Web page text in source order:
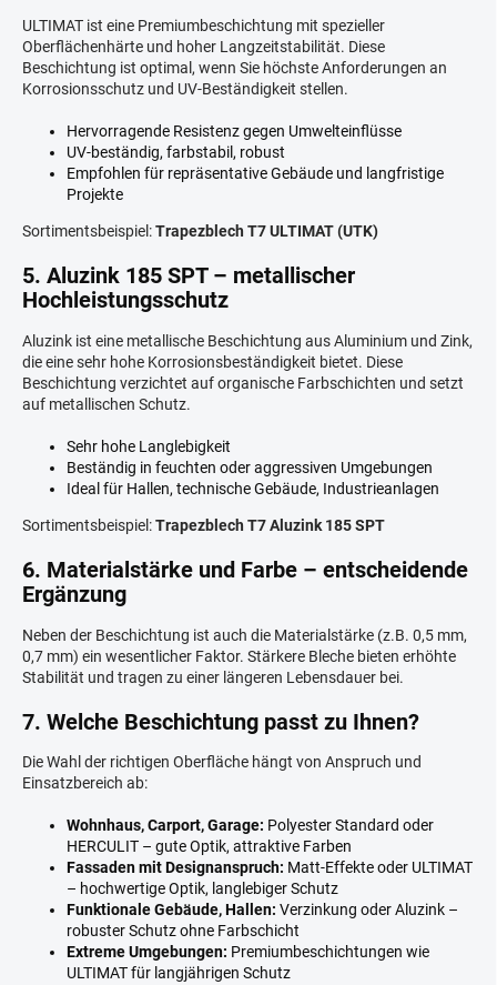
ULTIMAT ist eine Premiumbeschichtung mit spezieller
Oberflächenhärte und hoher Langzeitstabilität. Diese
Beschichtung ist optimal, wenn Sie höchste Anforderungen an
Korrosionsschutz und UV-Beständigkeit stellen.
Hervorragende Resistenz gegen Umwelteinflüsse
UV-beständig, farbstabil, robust
Empfohlen für repräsentative Gebäude und langfristige
Projekte
Sortimentsbeispiel:Trapezblech T7 ULTIMAT (UTK)
5. Aluzink 185 SPT – metallischer
Hochleistungsschutz
Aluzink ist eine metallische Beschichtung aus Aluminium und Zink,
die eine sehr hohe Korrosionsbeständigkeit bietet. Diese
Beschichtung verzichtet auf organische Farbschichten und setzt
auf metallischen Schutz.
Sehr hohe Langlebigkeit
Beständig in feuchten oder aggressiven Umgebungen
Ideal für Hallen, technische Gebäude, Industrieanlagen
Sortimentsbeispiel:Trapezblech T7 Aluzink 185 SPT
6. Materialstärke und Farbe – entscheidende
Ergänzung
Neben der Beschichtung ist auch die Materialstärke (z.B. 0,5 mm,
0,7 mm) ein wesentlicher Faktor. Stärkere Bleche bieten erhöhte
Stabilität und tragen zu einer längeren Lebensdauer bei.
7. Welche Beschichtung passt zu Ihnen?
Die Wahl der richtigen Oberfläche hängt von Anspruch und
Einsatzbereich ab:
Wohnhaus, Carport, Garage: Polyester Standard oder
HERCULIT – gute Optik, attraktive Farben
Fassaden mit Designanspruch: Matt-Effekte oder ULTIMAT
– hochwertige Optik, langlebiger Schutz
Funktionale Gebäude, Hallen: Verzinkung oder Aluzink –
robuster Schutz ohne Farbschicht
Extreme Umgebungen: Premiumbeschichtungen wie
ULTIMAT für langjährigen Schutz